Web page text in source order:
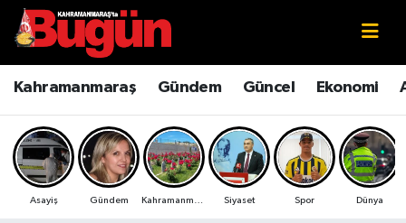
Kahramanmaraş Gündem Güncel Ekonomi
Asayiş Gündem Siyaset Spor Dünya
Kahramanmaraş
Kahramanmaraş Sokak Röportajları
Bilim ve Teknoloji
Çevre
Kahramanmaraş Nöbetçi Eczaneler
Kahramanmaraş Hava Durumu
Kahramanmaraş Namaz Vakitleri
Kahramanmaraş Trafik Yoğunluk Haritası